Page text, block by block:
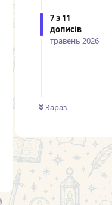
7з 11
дописів
травень 2026
Зараз